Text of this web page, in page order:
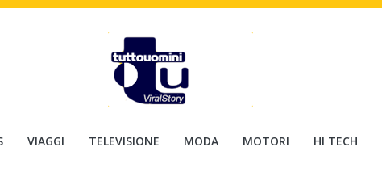
VIAGGI TELEVISIONE MODA MOTORI HI TECH